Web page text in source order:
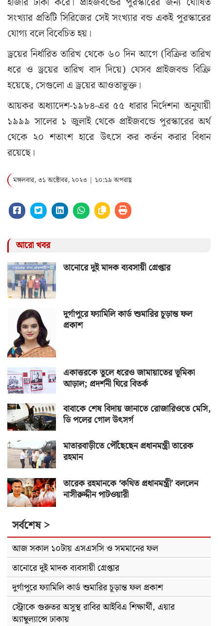
সংখ্যার প্রতিটি সিরিজের সেই সংখ্যার বন্ড একই পুরস্কারের
যোগ্য বলে বিবেচিত হয়।
ড্রয়ের নির্ধারিত তারিখ থেকে ৬০ দিন আগে (বিক্রির তারিখ
ধরে ও ড্রয়ের তারিখ বাদ দিয়ে) যেসব প্রাইজবন্ড বিক্রি
হয়েছে, সেগুলো এ ড্রয়ের আওতাভুক্ত।
আয়কর অধ্যাদেশ-১৯৮৪-এর ৫৫ ধারার নির্দেশনা অনুযায়ী
১৯৯৯ সালের ১ জুলাই থেকে প্রাইজবন্ডে পুরস্কারের অর্থ
থেকে ২০ শতাংশ হারে উৎসে কর কর্তন করার বিধান
রয়েছে।
মঙ্গলবার, ৩১ অক্টোবর, ২০২৩ | ১০:১৯ অপরাহ্ণ
আরো খবর
তানোরে দুই মাদক ব্যবসায়ী গ্রেপ্তার
দুর্গাপুরে ফ্যামিলি কার্ড শুমারির চূড়ান্ত ফল
প্রকাশ
একাত্তরকে তুলে ধরেও জামায়াতের ভূমিকা
আড়াল; প্রদর্শনী ঘিরে বিতর্ক
বাবাকে শেষ বিদায় জানাতে রোজারিওতে মেসি,
ডি পলের গোল উৎসর্গ
মাতারবাড়ীতে পৌঁছেছেন প্রধানমন্ত্রী তারেক
রহমান
তারেক রহমানকে ‘কথিত প্রধানমন্ত্রী’ বললেন
নাসীরুদ্দীন পাটওয়ারী
সর্বশেষ >
আজ সকাল ১০টায় এসএসসি ও সমমানের ফল
তানোরে দুই মাদক ব্যবসায়ী গ্রেপ্তার
দুর্গাপুরে ফ্যামিলি কার্ড শুমারির চূড়ান্ত ফল প্রকাশ
স্ট্রোকে গুরুতর অসুস্থ রাবির আইবিএ শিক্ষার্থী, এয়ার
অ্যাম্বুল্যান্সে ঢাকায়